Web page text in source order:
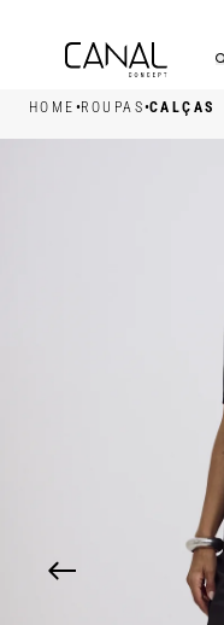
HOME •ROUPAS•CALÇAS